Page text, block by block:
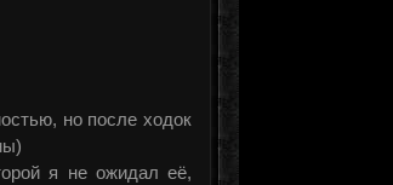
но после ходок
я не ожидал её,